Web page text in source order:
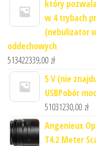
który
w 4 trybach
(nebulizator
oddechowych
513422339,00 zł
5 V (nie
USBPobór
51031230,00 zł
Angenieux
T4.2 Meter